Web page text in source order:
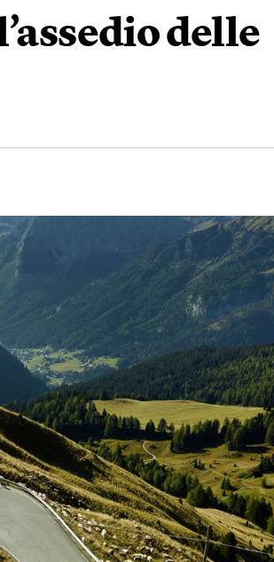
delle